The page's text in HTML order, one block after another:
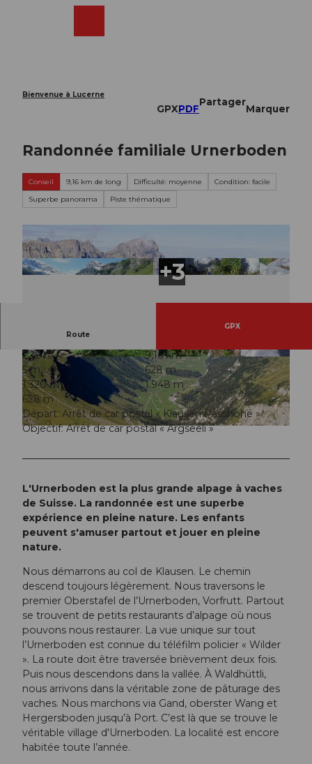
Bienvenue à Lucerne
GPXPDF
Partager
Marquer
Randonnée familiale Urnerboden
Conseil 9,16 km de long Difficulté: moyenne
Condition: facile
Superbe panorama
Piste thématique
© Korporation Uri, urneralpen.ch | CC-BY
© Markus Fehlmann, uri.info | CC-BY © Markus Fehlmann, Verein Urner Wanderwege
Route
GPX
2:35 h
9,16 km
5 m
628 m
1.320 m
1.948 m
628 m
Départ: Arrêt de car postal « Klausen Passhöhe »
Objectif: Arrêt de car postal « Argseeli »
L'Urnerboden est la plus grande alpage à vaches
de Suisse. La randonnée est une superbe
expérience en pleine nature. Les enfants
peuvent s'amuser partout et jouer en pleine
nature.
Nous démarrons au col de Klausen. Le chemin
descend toujours légèrement. Nous traversons le
premier Oberstafel de l’Urnerboden, Vorfrutt. Partout
se trouvent de petits restaurants d’alpage où nous
pouvons nous restaurer. La vue unique sur tout
l’Urnerboden est connue du téléfilm policier « Wilder
». La route doit être traversée brièvement deux fois.
Puis nous descendons dans la vallée. À Waldhüttli,
nous arrivons dans la véritable zone de pâturage des
vaches. Nous marchons via Gand, oberster Wang et
Hergersboden jusqu’à Port. C’est là que se trouve le
véritable village d'Urnerboden. La localité est encore
habitée toute l’année.